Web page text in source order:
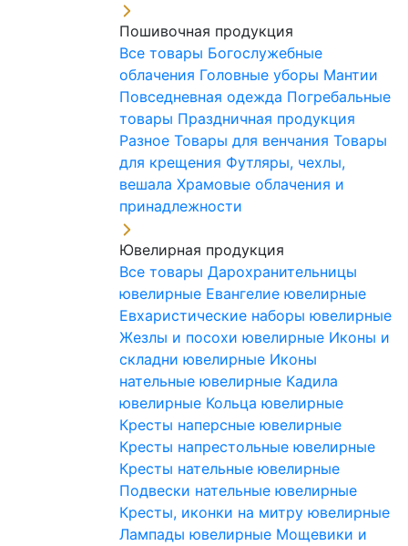
Пошивочная продукция
Все товары Богослужебные
облачения Головные уборы Мантии
Повседневная одежда Погребальные
товары Праздничная продукция
Разное Товары для венчания Товары
для крещения Футляры, чехлы,
вешала Храмовые облачения и
принадлежности
Ювелирная продукция
Все товары Дарохранительницы
ювелирные Евангелие ювелирные
Евхаристические наборы ювелирные
Жезлы и посохи ювелирные Иконы и
складни ювелирные Иконы
нательные ювелирные Кадила
ювелирные Кольца ювелирные
Кресты наперсные ювелирные
Кресты напрестольные ювелирные
Кресты нательные ювелирные
Подвески нательные ювелирные
Кресты, иконки на митру ювелирные
Лампады ювелирные Мощевики и